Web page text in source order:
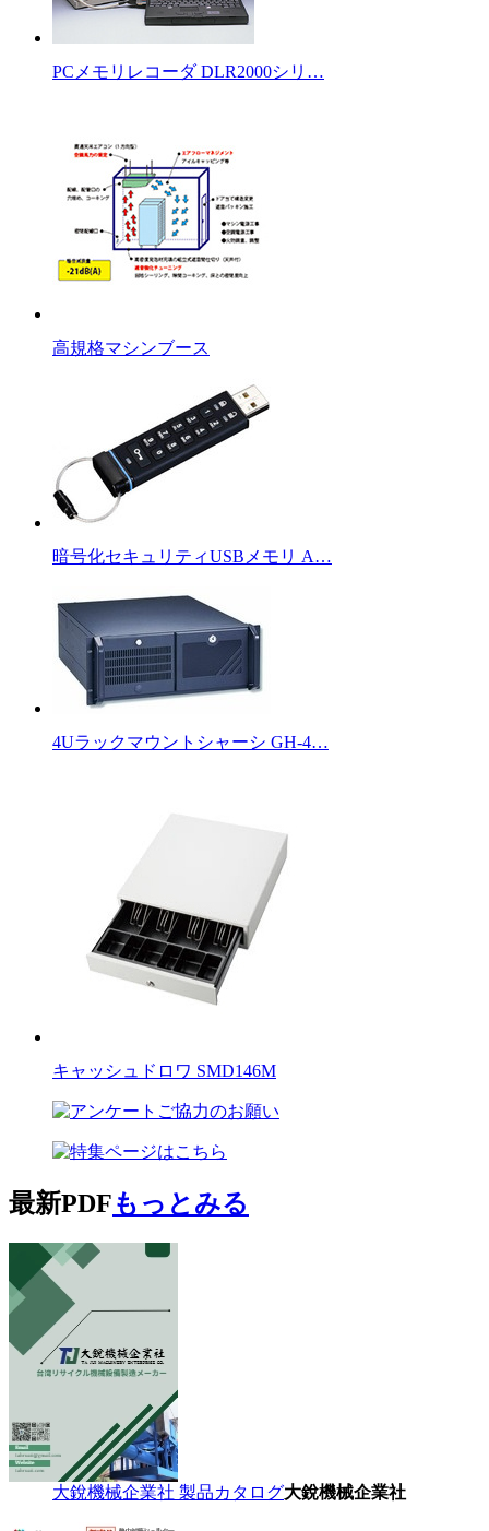
PCメモリレコーダ DLR2000シリ…
高規格マシンブース
暗号化セキュリティUSBメモリ A…
4Uラックマウントシャーシ GH-4…
キャッシュドロワ SMD146M
最新PDFもっとみる
大銳機械企業社 製品カタログ大銳機械企業社